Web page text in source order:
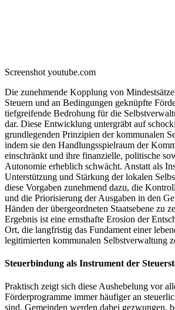
Screenshot youtube.com
Die zunehmende Kopplung von
Steuern und an Bedingungen geknüpfte
tiefgreifende Bedrohung für die
dar. Diese Entwicklung untergräbt auf
grundlegenden Prinzipien der kommunalen
indem sie den Handlungsspielraum der
einschränkt und ihre finanzielle, politische
Autonomie erheblich schwächt. Anstatt als
Unterstützung und Stärkung der lokalen
diese Vorgaben zunehmend dazu, die
und die Priorisierung der Ausgaben in den
Händen der übergeordneten Staatsebene zu
Ergebnis ist eine ernsthafte Erosion der
Ort, die langfristig das Fundament einer
legitimierten kommunalen Selbstverwaltung
Steuerbindung als Instrument der
Praktisch zeigt sich diese Aushebelung vor
Förderprogramme immer häufiger an
sind. Gemeinden werden dabei gezwungen,